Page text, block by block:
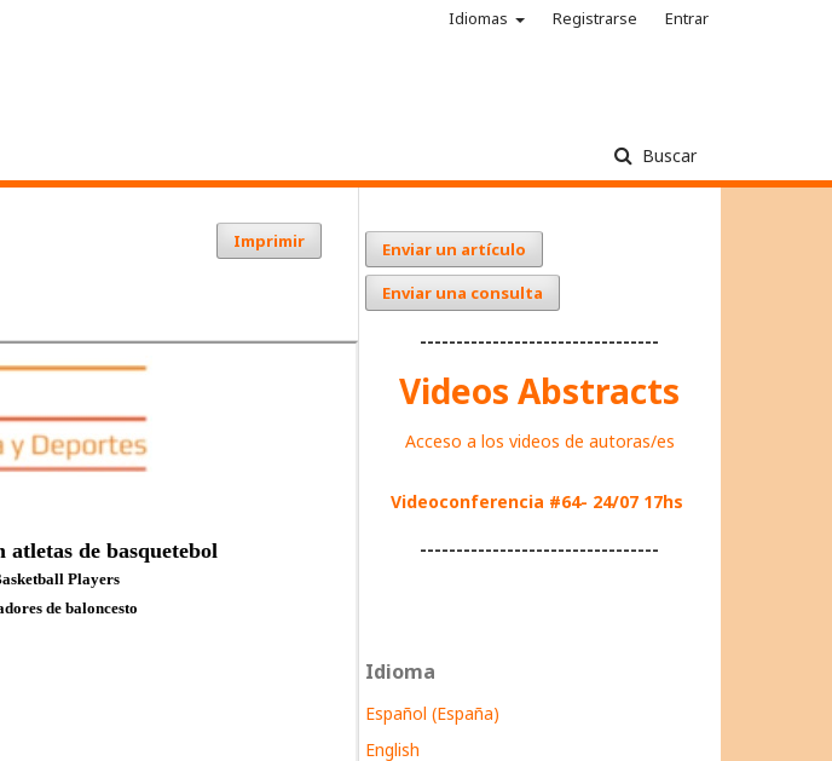
Buscar
Idiomas Registrarse Entrar
Imprimir
Enviar un artículo
Enviar una consulta
---------------------------------
Videos Abstracts
Acceso a los videos de autoras/es
Videoconferencia #64- 24/07 17hs
---------------------------------
Idioma
Español (España)
English